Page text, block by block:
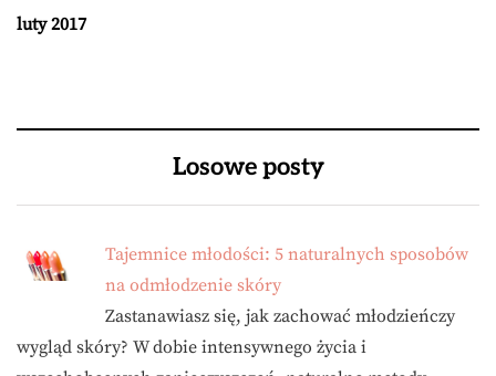
luty 2017
Losowe posty
Tajemnice młodości: 5 naturalnych sposobów
na odmłodzenie skóry
Zastanawiasz się, jak zachować młodzieńczy
wygląd skóry? W dobie intensywnego życia i